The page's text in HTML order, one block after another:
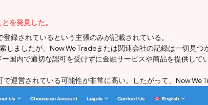
を発見した。
録されているという主張のみが記載されている。
ましたが、Now We Tradeまたは関連会社の記録は一切見つ
国内で適切な認可を受けずに金融サービスや商品を提供し
運営されている可能性が非常に高い。したがって、Now We